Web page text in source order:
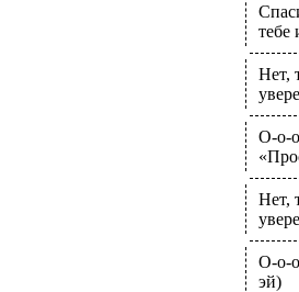
тебе
Нет,
О-о-
Нет,
О-о-
эй)